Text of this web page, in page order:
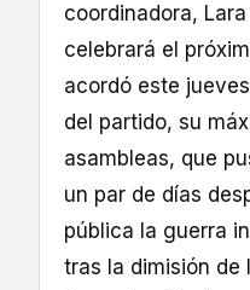
coordinadora,
celebrará el
acordó este
del partido, su
asambleas, que
un par de días
pública la guerra
tras la dimisión de